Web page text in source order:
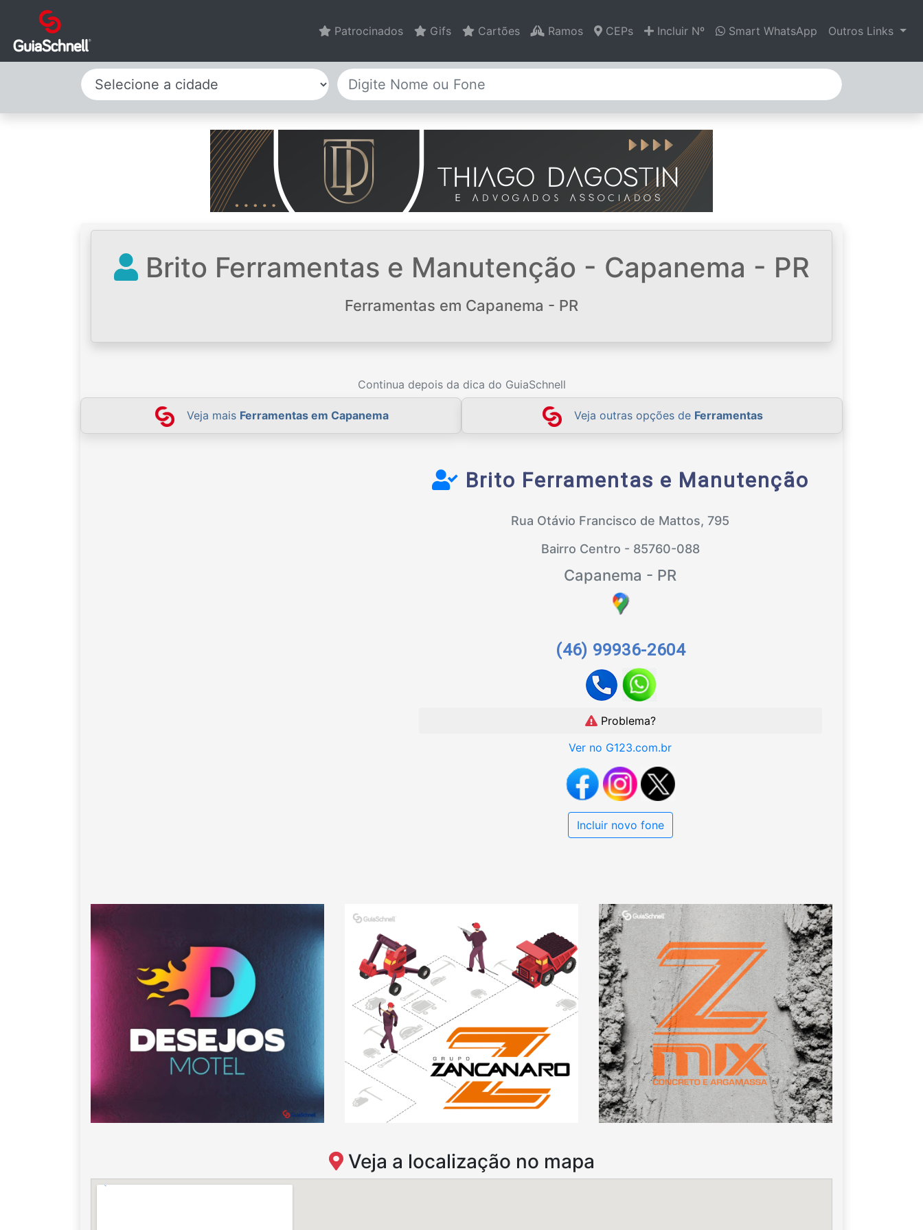
Patrocinados Gifs Cartões Ramos CEPs Incluir Nº Smart WhatsApp Outros Links
Selecione a cidade
Brito Ferramentas e Manutenção - Capanema - PR
Ferramentas em Capanema - PR
Continua depois da dica do GuiaSchnell
Veja mais Ferramentas em Capanema Veja outras opções de Ferramentas
Brito Ferramentas e Manutenção
Rua Otávio Francisco de Mattos, 795
Bairro Centro - 85760-088
Capanema - PR
(46) 99936-2604
Problema?
Ver no G123.com.br
Incluir novo fone
Veja a localização no mapa